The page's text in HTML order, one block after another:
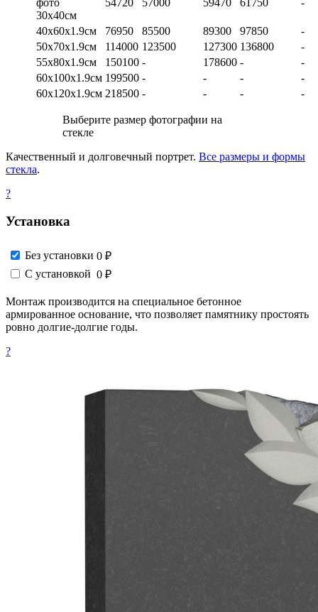
фото
30х40см
54720 57000 59470 61750 -
40х60х1.9см 76950 85500 89300 97850
-
50х70х1.9см
114000 123500 127300 136800
-
55х80х1.9см
150100 - 178600 -
-
60х100х1.9см 199500 - - -
-
60х120х1.9см 218500 - - - -
Выберите размер фотографии на
стекле
Качественный и долговечный портрет. Все размеры и формы
стекла.
?
Установка
Без установки 0 ₽
С установкой 0 ₽
Монтаж производится на специальное бетонное
армированное основание, что позволяет памятнику простоять
ровно долгие-долгие годы.
?